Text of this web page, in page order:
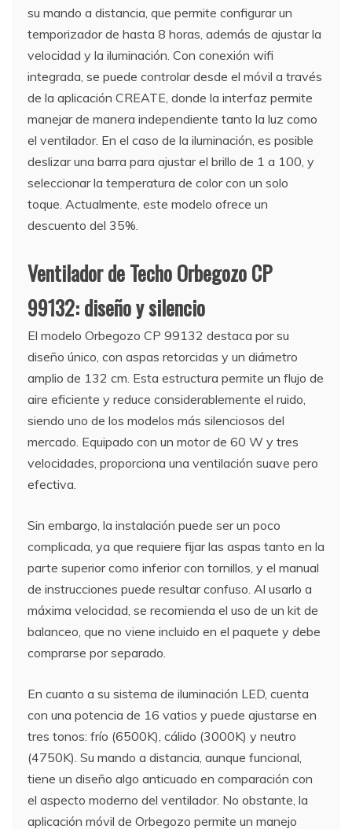
su mando a distancia, que permite configurar un
temporizador de hasta 8 horas, además de ajustar la
velocidad y la iluminación. Con conexión wifi
integrada, se puede controlar desde el móvil a través
de la aplicación CREATE, donde la interfaz permite
manejar de manera independiente tanto la luz como
el ventilador. En el caso de la iluminación, es posible
deslizar una barra para ajustar el brillo de 1 a 100, y
seleccionar la temperatura de color con un solo
toque. Actualmente, este modelo ofrece un
descuento del 35%.
Ventilador de Techo Orbegozo CP
99132: diseño y silencio
El modelo Orbegozo CP 99132 destaca por su
diseño único, con aspas retorcidas y un diámetro
amplio de 132 cm. Esta estructura permite un flujo de
aire eficiente y reduce considerablemente el ruido,
siendo uno de los modelos más silenciosos del
mercado. Equipado con un motor de 60 W y tres
velocidades, proporciona una ventilación suave pero
efectiva.
Sin embargo, la instalación puede ser un poco
complicada, ya que requiere fijar las aspas tanto en la
parte superior como inferior con tornillos, y el manual
de instrucciones puede resultar confuso. Al usarlo a
máxima velocidad, se recomienda el uso de un kit de
balanceo, que no viene incluido en el paquete y debe
comprarse por separado.
En cuanto a su sistema de iluminación LED, cuenta
con una potencia de 16 vatios y puede ajustarse en
tres tonos: frío (6500K), cálido (3000K) y neutro
(4750K). Su mando a distancia, aunque funcional,
tiene un diseño algo anticuado en comparación con
el aspecto moderno del ventilador. No obstante, la
aplicación móvil de Orbegozo permite un manejo